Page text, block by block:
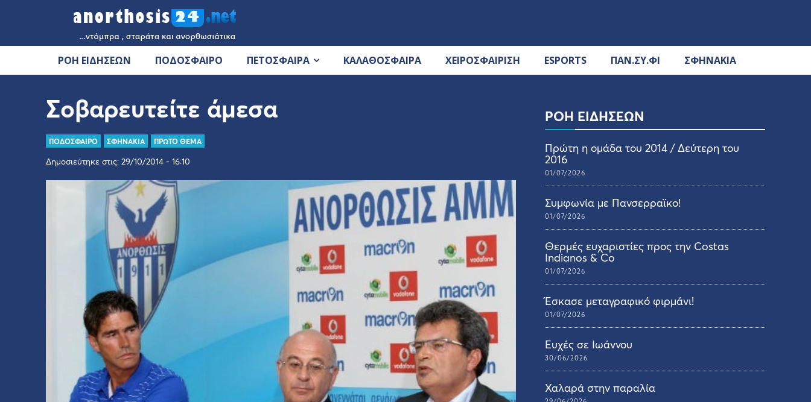
ΡΟΗ ΕΙΔΗΣΕΩΝ ΠΟΔΟΣΦΑΙΡΟ ΠΕΤΟΣΦΑΙΡΑ ΚΑΛΑΘΟΣΦΑΙΡΑ ΧΕΙΡΟΣΦΑΙΡΙΣΗ ESPORTS ΠΑΝ.ΣΥ.ΦΙ ΣΦΗΝΑΚΙΑ
Σοβαρευτείτε άμεσα
ΠΟΔΟΣΦΑΙΡΟ ΣΦΗΝΑΚΙΑ ΠΡΩΤΟ ΘΕΜΑ
Δημοσιεύτηκε στις: 29/10/2014 - 16:10
ΡΟΗ ΕΙΔΗΣΕΩΝ
Πρώτη η ομάδα του 2014 / Δεύτερη του
2016
01/07/2026
Συμφωνία με Πανσερραϊκο!
01/07/2026
Θερμές ευχαριστίες προς την Costas
Indianos & Co
01/07/2026
Έσκασε μεταγραφικό φιρμάνι!
01/07/2026
Ευχές σε Ιωάννου
30/06/2026
Χαλαρά στην παραλία